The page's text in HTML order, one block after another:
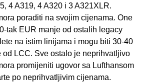
4 A319, 4 A320 i 3 A321XLR.
poraditi na svojim cijenama. One
tak EUR manje od ostalih legacy
na istim linijama i mogu biti 30-40
od LCC. Sve ostalo je neprihvatljivo
promijeniti ugovor sa Lufthansom
po neprihvatljivim cijenama.